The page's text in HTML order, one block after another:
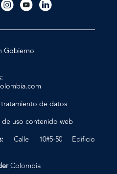
Gobierno
de datos
de uso contenido web
Calle 10#5-50 Edificio
Colombia